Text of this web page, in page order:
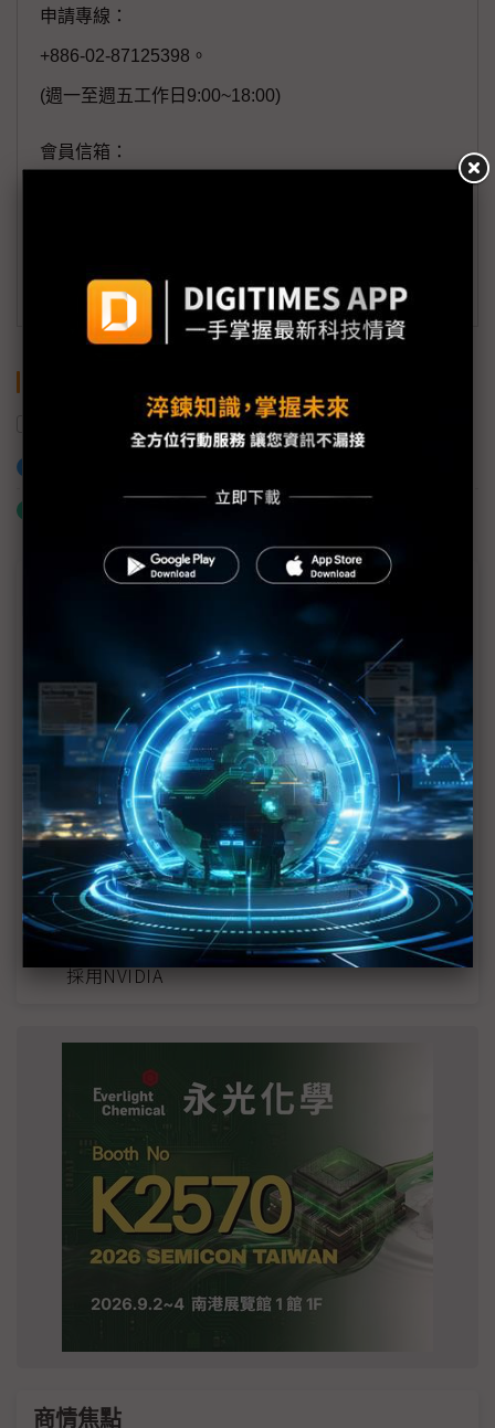
申請專線：
+886-02-87125398。
(週一至週五工作日9:00~18:00)
會員信箱：
訂閱DIGITIMES 行動版
TWS
什麼是「關鍵字追蹤」
近７天熱門報導
MLCC訂單過熱、出貨比創高 村田示警全球AI基
建熱潮將趨緩
2027全年記憶體產能提前售罄 買家「祕而不
宣」只怕買不夠
英特爾EMIB良率達標 聯發科第2代ASIC產品
2028準時量產
光進銅退更明確？ 聯發科估SerDes 448G為銅
線「最終戰場」
SpaceX晶片採購大轉向 Elon Musk捨超微全面
採用NVIDIA
商情焦點